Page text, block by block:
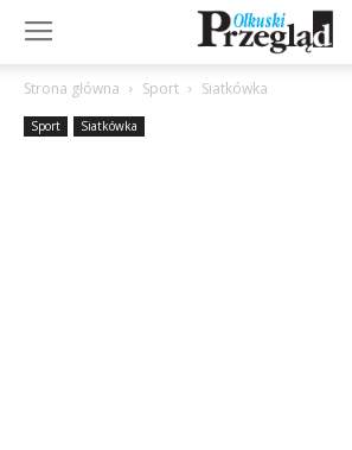
Strona główna Sport Siatkówka
Sport Siatkówka